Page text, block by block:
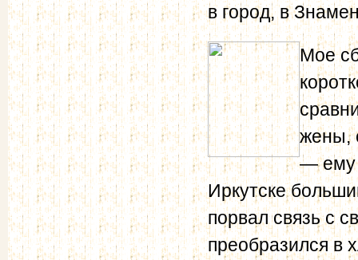
в город, в
Мое
жены,
— ему
Иркутске
порвал связь с
преобразился в